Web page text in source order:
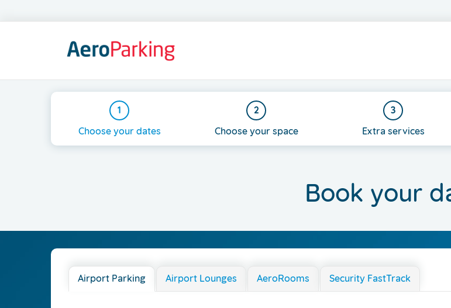
Letiště
1
Choose your dates
2
Choose your space
3
Extra services
Book your
Airport Parking Airport Lounges AeroRooms Security FastTrack